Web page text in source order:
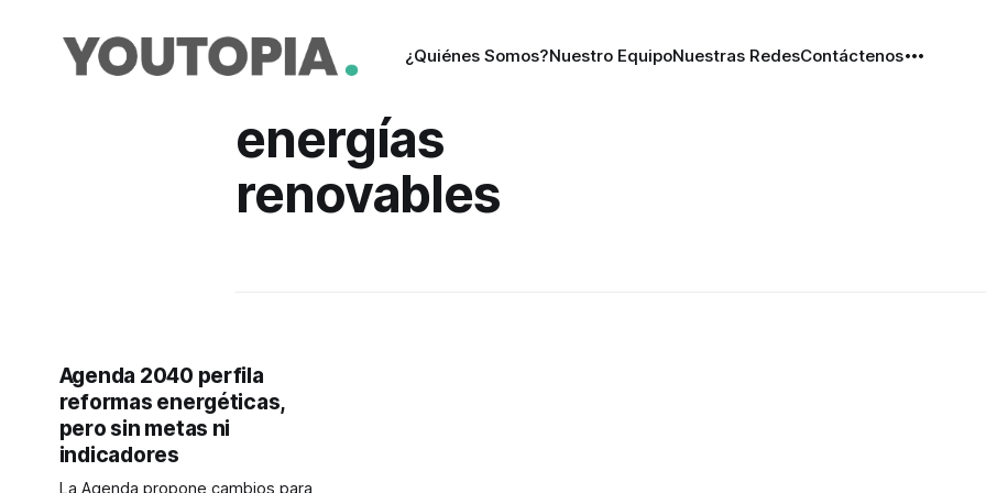
¿Quiénes Somos?Nuestro EquipoNuestras RedesContáctenos
energías
renovables
Agenda 2040 perfila
reformas energéticas,
pero sin metas ni
indicadores
La Agenda propone cambios para